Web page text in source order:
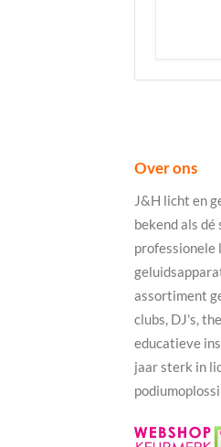
Over ons
J&H licht en
bekend als
professionele
assortiment
clubs, DJ's,
educatieve
jaar sterk in